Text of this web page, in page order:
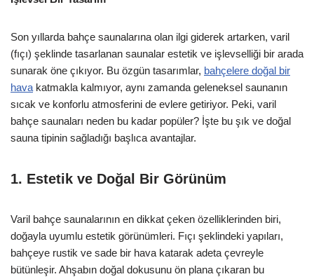
Son yıllarda bahçe saunalarına olan ilgi giderek artarken, varil
(fıçı) şeklinde tasarlanan saunalar estetik ve işlevselliği bir arada
sunarak öne çıkıyor. Bu özgün tasarımlar, bahçelere doğal bir
hava katmakla kalmıyor, aynı zamanda geleneksel saunanın
sıcak ve konforlu atmosferini de evlere getiriyor. Peki, varil
bahçe saunaları neden bu kadar popüler? İşte bu şık ve doğal
sauna tipinin sağladığı başlıca avantajlar.
1. Estetik ve Doğal Bir Görünüm
Varil bahçe saunalarının en dikkat çeken özelliklerinden biri,
doğayla uyumlu estetik görünümleri. Fıçı şeklindeki yapıları,
bahçeye rustik ve sade bir hava katarak adeta çevreyle
bütünleşir. Ahşabın doğal dokusunu ön plana çıkaran bu